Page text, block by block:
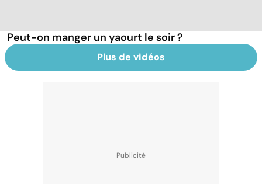
Peut-on manger un yaourt le soir ?
Plus de vidéos